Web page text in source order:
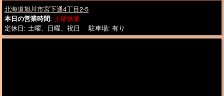
北海道旭川市宮下通4丁目2-5
本日の営業時間: 土曜休業
定休日: 土曜、日曜、祝日 駐車場: 有り